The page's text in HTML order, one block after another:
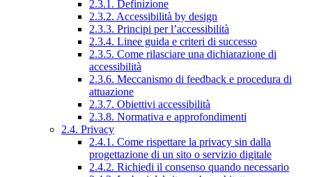
2.3.1. Definizione
2.3.2. Accessibilità by design
2.3.3. Principi per l’accessibilità
2.3.4. Linee guida e criteri di successo
2.3.5. Come rilasciare una dichiarazione di
accessibilità
2.3.6. Meccanismo di feedback e procedura di
attuazione
2.3.7. Obiettivi accessibilità
2.3.8. Normativa e approfondimenti
2.4. Privacy
2.4.1. Come rispettare la privacy sin dalla
progettazione di un sito o servizio digitale
2.4.2. Richiedi il consenso quando necessario